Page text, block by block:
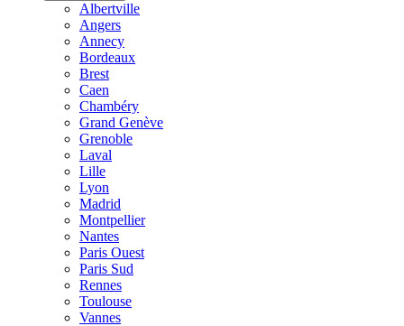
Albertville
Angers
Annecy
Bordeaux
Brest
Caen
Chambéry
Grand Genève
Grenoble
Laval
Lille
Lyon
Madrid
Montpellier
Nantes
Paris Ouest
Paris Sud
Rennes
Toulouse
Vannes